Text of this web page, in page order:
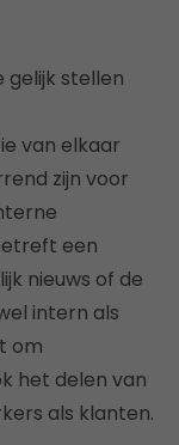
gelijk stellen
van elkaar
zijn voor
een
nieuws of de
intern als
om
het delen van
als klanten.